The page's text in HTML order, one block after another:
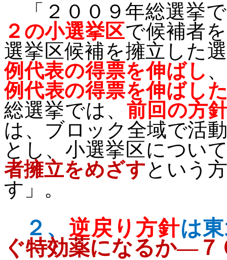
「２００９年総選挙
２の小選挙区で候補者
選挙区候補を擁立した
例代表の得票を伸ばし
例代表の得票を伸ばし
総選挙では、 前回の方
は、ブロック全域で活
とし、小選挙区につい
者擁立をめざすという
す」。
２、 逆戻り方針は
ぐ特効薬になるか―７